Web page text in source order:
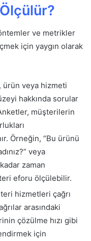
ve metrikler
için yaygın olarak
ürün veya hizmeti
hakkında sorular
müşterilerin
Örneğin, “Bu ürünü
veya
zaman
eforu ölçülebilir.
hizmetleri çağrı
arasındaki
çözülme hızı gibi
için